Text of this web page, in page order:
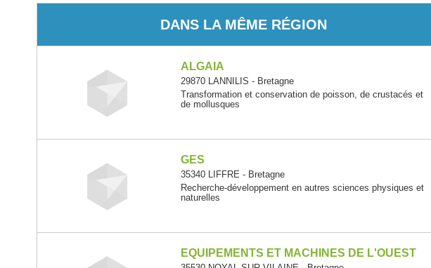
DANS LA MÊME RÉGION
ALGAIA
29870 LANNILIS - Bretagne
Transformation et conservation de poisson, de crustacés et
de mollusques
GES
35340 LIFFRE - Bretagne
Recherche-développement en autres sciences physiques et
naturelles
EQUIPEMENTS ET MACHINES DE L'OUEST